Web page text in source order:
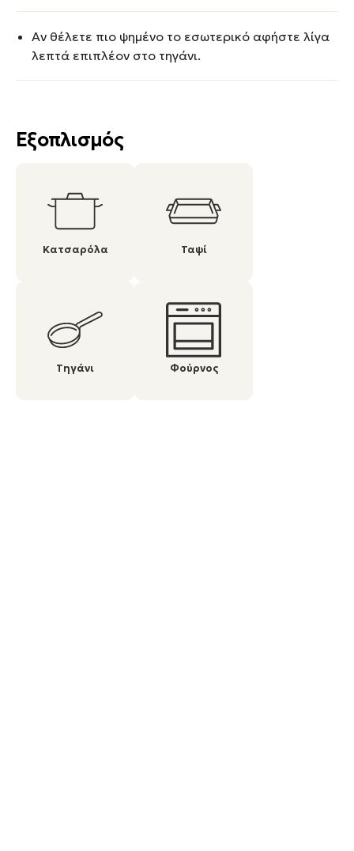
Εξοπλισμός
Κατσαρόλα Ταψί
Τηγάνι Φούρνος
Αν θέλετε πιο ψημένο το εσωτερικό αφήστε λίγα
λεπτά επιπλέον στο τηγάνι.